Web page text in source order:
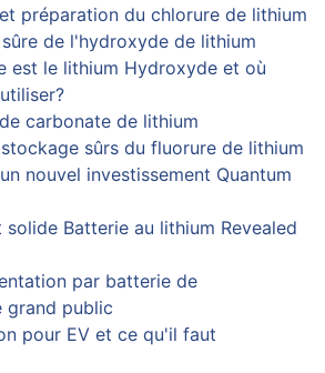
préparation du chlorure de lithium
de l'hydroxyde de lithium
est le lithium Hydroxyde et où
carbonate de lithium
sûrs du fluorure de lithium
nouvel investissement Quantum
solide Batterie au lithium Revealed
par batterie de
grand public
pour EV et ce qu'il faut